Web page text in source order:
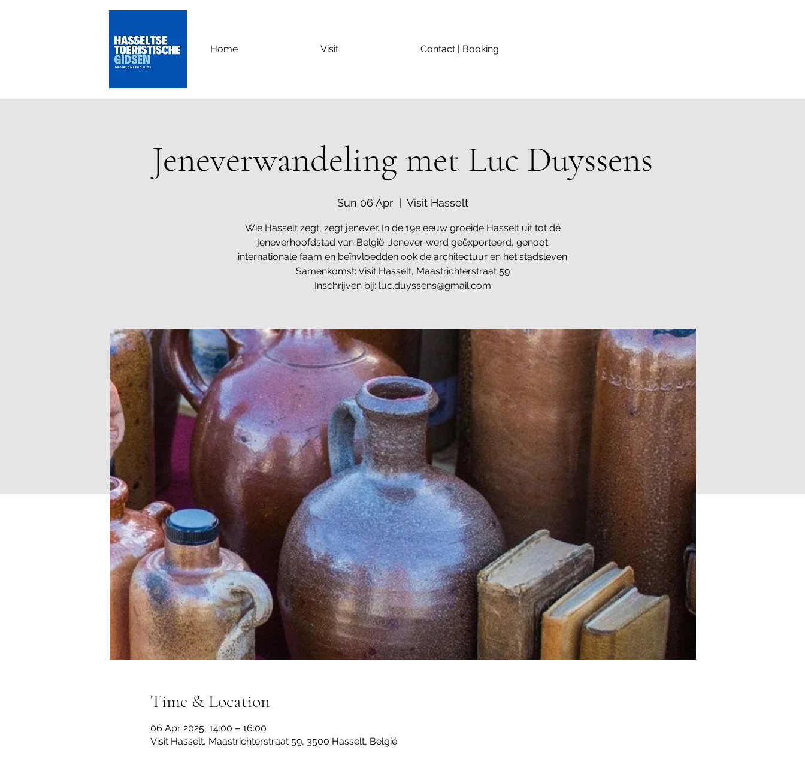
Home Visit Contact | Booking
Jeneverwandeling met Luc Duyssens
Sun 06 Apr
  |
Visit Hasselt
Wie Hasselt zegt, zegt jenever. In de 19e eeuw groeide Hasselt uit tot dé
jeneverhoofdstad van België. Jenever werd geëxporteerd, genoot
internationale faam en beïnvloedden ook de architectuur en het stadsleven
Samenkomst: Visit Hasselt, Maastrichterstraat 59
Inschrijven bij: luc.duyssens@gmail.com
Time & Location
06 Apr 2025, 14:00 – 16:00
Visit Hasselt, Maastrichterstraat 59, 3500 Hasselt, België